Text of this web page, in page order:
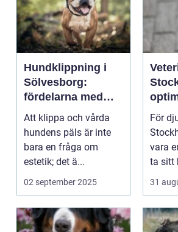
Hundklippning i
Sölvesborg:
fördelarna med
professionell
pälsvård
Att klippa och vårda
hundens päls är inte
bara en fråga om
estetik; det ä...
02 september 2025
ditt
För
vara
ta sitt
31